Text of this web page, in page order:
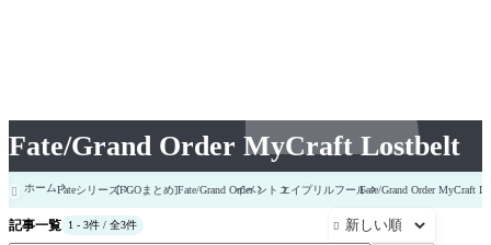
Fate/Grand Order MyCraft Lostbelt
 ホームFateシリーズ[FGOまとめ]Fate/Grand Orderイベント エイプリルフールFate/Grand Order MyCraft
記事一覧 1 - 3件 / 全3件 